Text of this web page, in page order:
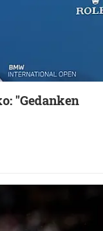
"Gedanken